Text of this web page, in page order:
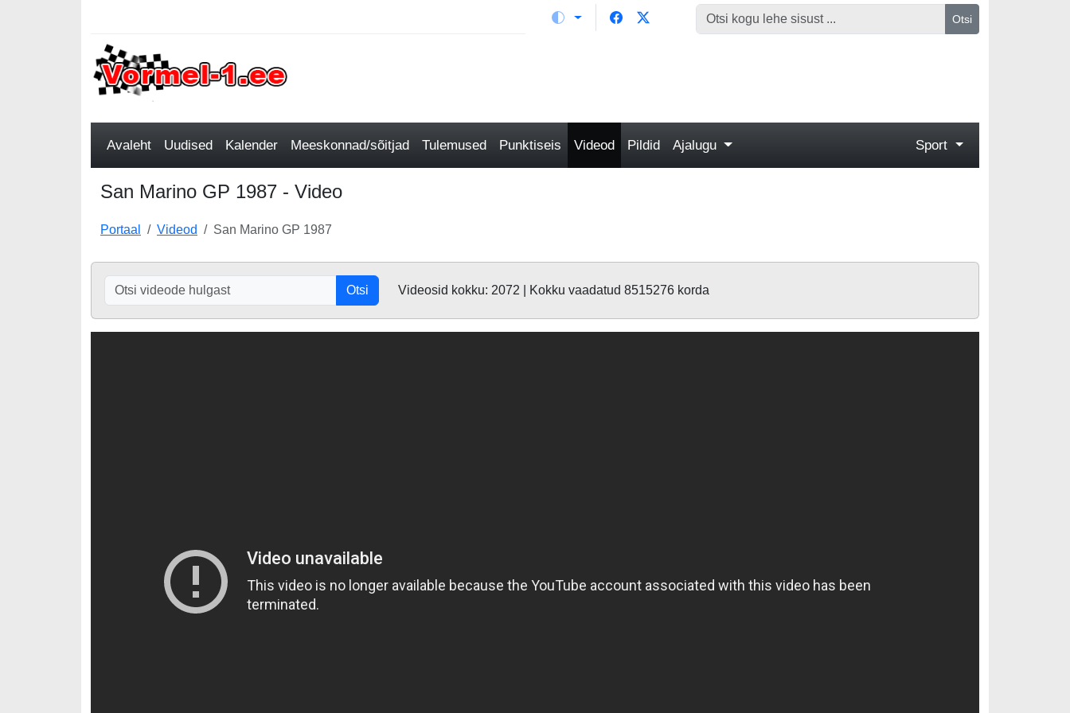
Otsi
Avaleht Uudised Kalender Meeskonnad/sõitjad Tulemused Punktiseis Videod Pildid Ajalugu Sport
San Marino GP 1987 - Video
Portaal Videod San Marino GP 1987
Otsi Videosid kokku: 2072 | Kokku vaadatud 8515276 korda